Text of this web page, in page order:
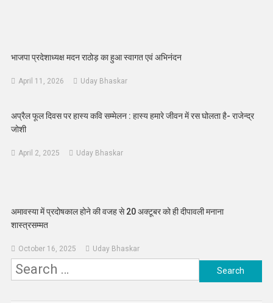
भाजपा प्रदेशाध्यक्ष मदन राठोड़ का हुआ स्वागत एवं अभिनंदन
April 11, 2026 Uday Bhaskar
अप्रैल फूल दिवस पर हास्य कवि सम्मेलन : हास्य हमारे जीवन में रस घोलता है- राजेन्द्र
जोशी
April 2, 2025 Uday Bhaskar
अमावस्या में प्रदोषकाल होने की वजह से 20 अक्टूबर को ही दीपावली मनाना
शास्त्रसम्मत
October 16, 2025 Uday Bhaskar
Search